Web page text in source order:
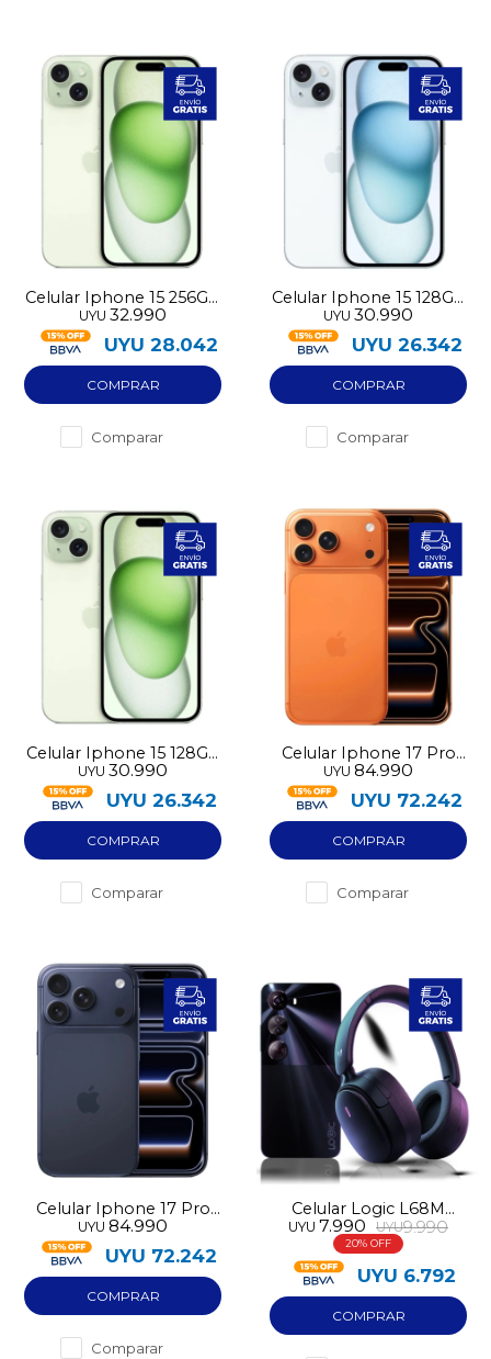
Celular Iphone 15 256GB
pre-utilizado
UYU 32.990
UYU 28.042
Comparar
Celular Iphone 15 128GB
pre-utilizado
UYU 30.990
UYU 26.342
Comparar
Celular Iphone 15 128GB
pre-utilizado
UYU 30.990
UYU 26.342
Comparar
Celular Iphone 17 Pro
256GB Nuevo
UYU 84.990
UYU 72.242
Comparar
Celular Iphone 17 Pro
256GB Nuevo
UYU 84.990
UYU 72.242
Comparar
Celular Logic L68M
256GB 4GB RAM 10GB
VRAM - Kit Music
UYU 7.990 UYU9.990
20
UYU 6.792